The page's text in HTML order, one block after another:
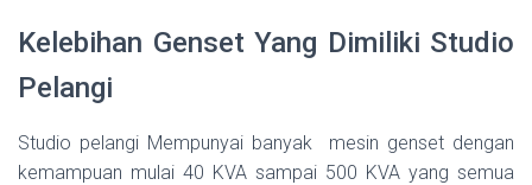
Kelebihan Genset Yang Dimiliki Studio
Pelangi
Studio pelangi Mempunyai banyak mesin genset dengan
kemampuan mulai 40 KVA sampai 500 KVA yang semua